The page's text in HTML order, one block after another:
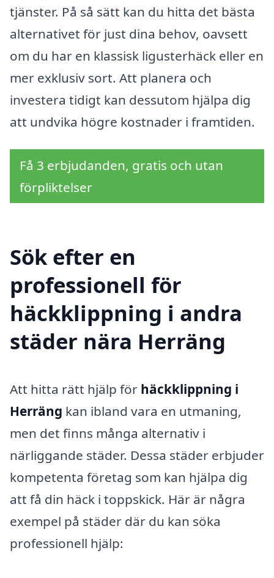
tjänster. På så sätt kan du hitta det bästa
alternativet för just dina behov, oavsett
om du har en klassisk ligusterhäck eller en
mer exklusiv sort. Att planera och
investera tidigt kan dessutom hjälpa dig
att undvika högre kostnader i framtiden.
Få 3 erbjudanden, gratis och utan
förpliktelser
Sök efter en
professionell för
häckklippning i andra
städer nära Herräng
Att hitta rätt hjälp för häckklippning i
Herräng kan ibland vara en utmaning,
men det finns många alternativ i
närliggande städer. Dessa städer erbjuder
kompetenta företag som kan hjälpa dig
att få din häck i toppskick. Här är några
exempel på städer där du kan söka
professionell hjälp: